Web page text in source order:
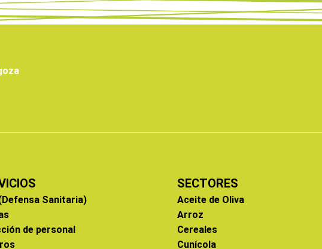
Sanitaria)
de personal
SECTORES
Aceite de Oliva
Arroz
Cereales
Cunícola